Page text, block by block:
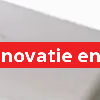
en